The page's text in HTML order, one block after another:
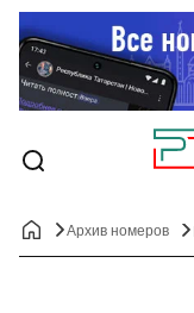
Архив номеров